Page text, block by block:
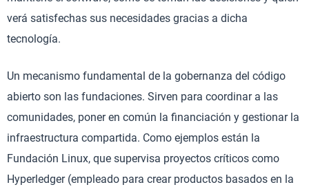
verá satisfechas sus necesidades gracias a dicha
tecnología.
Un mecanismo fundamental de la gobernanza del código
abierto son las fundaciones. Sirven para coordinar a las
comunidades, poner en común la financiación y gestionar la
infraestructura compartida. Como ejemplos están la
Fundación Linux, que supervisa proyectos críticos como
Hyperledger (empleado para crear productos basados en la